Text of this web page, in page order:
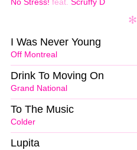
No Stress! feat. Scruffy D
Off Montreal
I Was Never Young
Grand National
Drink To Moving On
Colder
To The Music
Lupita